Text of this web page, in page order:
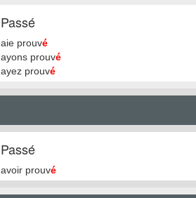
Passé
aie prouvé
ayons prouvé
ayez prouvé
Passé
avoir prouvé